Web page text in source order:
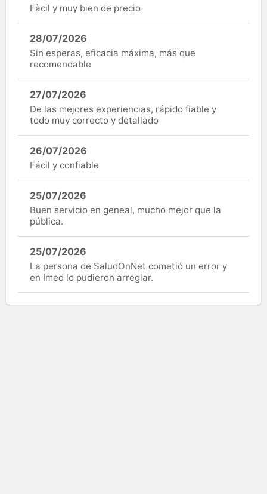
Fàcil y muy bien de precio
28/07/2026
Sin esperas, eficacia máxima, más que
recomendable
27/07/2026
De las mejores experiencias, rápido fiable y
todo muy correcto y detallado
26/07/2026
Fácil y confiable
25/07/2026
Buen servicio en geneal, mucho mejor que la
pública.
25/07/2026
La persona de SaludOnNet cometió un error y
en Imed lo pudieron arreglar.